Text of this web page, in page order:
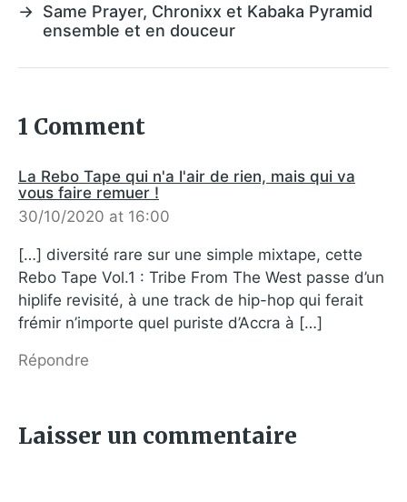
→ Same Prayer, Chronixx et Kabaka Pyramid
ensemble et en douceur
1 Comment
La Rebo Tape qui n'a l'air de rien, mais qui va
vous faire remuer !
30/10/2020 at 16:00
[…] diversité rare sur une simple mixtape, cette
Rebo Tape Vol.1 : Tribe From The West passe d’un
hiplife revisité, à une track de hip-hop qui ferait
frémir n’importe quel puriste d’Accra à […]
Répondre
Laisser un commentaire